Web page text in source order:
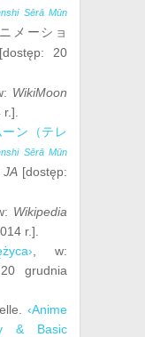
Sērā Mūn
メーショ
20
WikiMoon
].
ーン（テレ
Sērā Mūn
JA [dostęp:
Wikipedia
r.].
, w:
20 grudnia
‹Anime
& Basic